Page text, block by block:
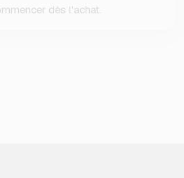
dès l'achat.